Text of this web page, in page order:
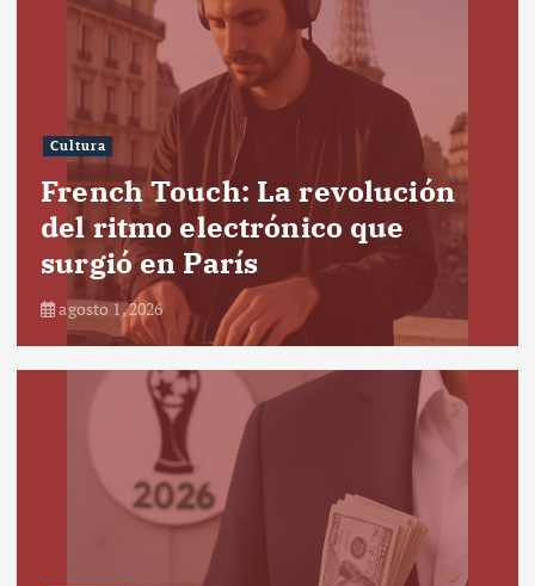
Cultura
French Touch: La revolución
del ritmo electrónico que
surgió en París
agosto 1, 2026